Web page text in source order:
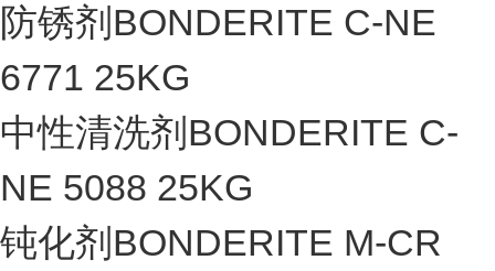
防锈剂BONDERITE C-NE
6771 25KG
中性清洗剂BONDERITE C-
NE 5088 25KG
钝化剂BONDERITE M-CR